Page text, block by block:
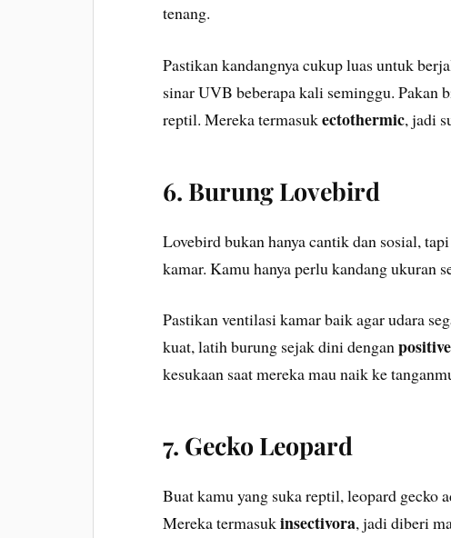
tenang.
Pastikan kandangnya cukup luas untuk
sinar UVB beberapa kali seminggu. Pakan
reptil. Mereka termasukectothermic, jadi
6. Burung Lovebird
Lovebird bukan hanya cantik dan sosial,
kamar. Kamu hanya perlu kandang ukuran
Pastikan ventilasi kamar baik agar udara
kuat, latih burung sejak dini dengan
kesukaan saat mereka mau naik ke
7. Gecko Leopard
Buat kamu yang suka reptil, leopard gecko
Mereka termasukinsectivora, jadi diberi